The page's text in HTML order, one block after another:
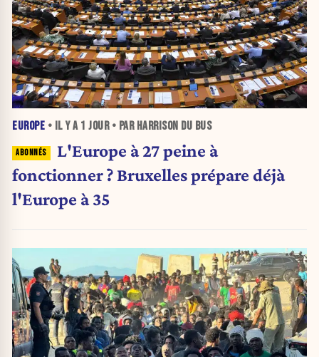
EUROPE • IL Y A 1 JOUR• PAR HARRISON DU BUS
L'Europe à 27 peine à
fonctionner ? Bruxelles prépare déjà
l'Europe à 35